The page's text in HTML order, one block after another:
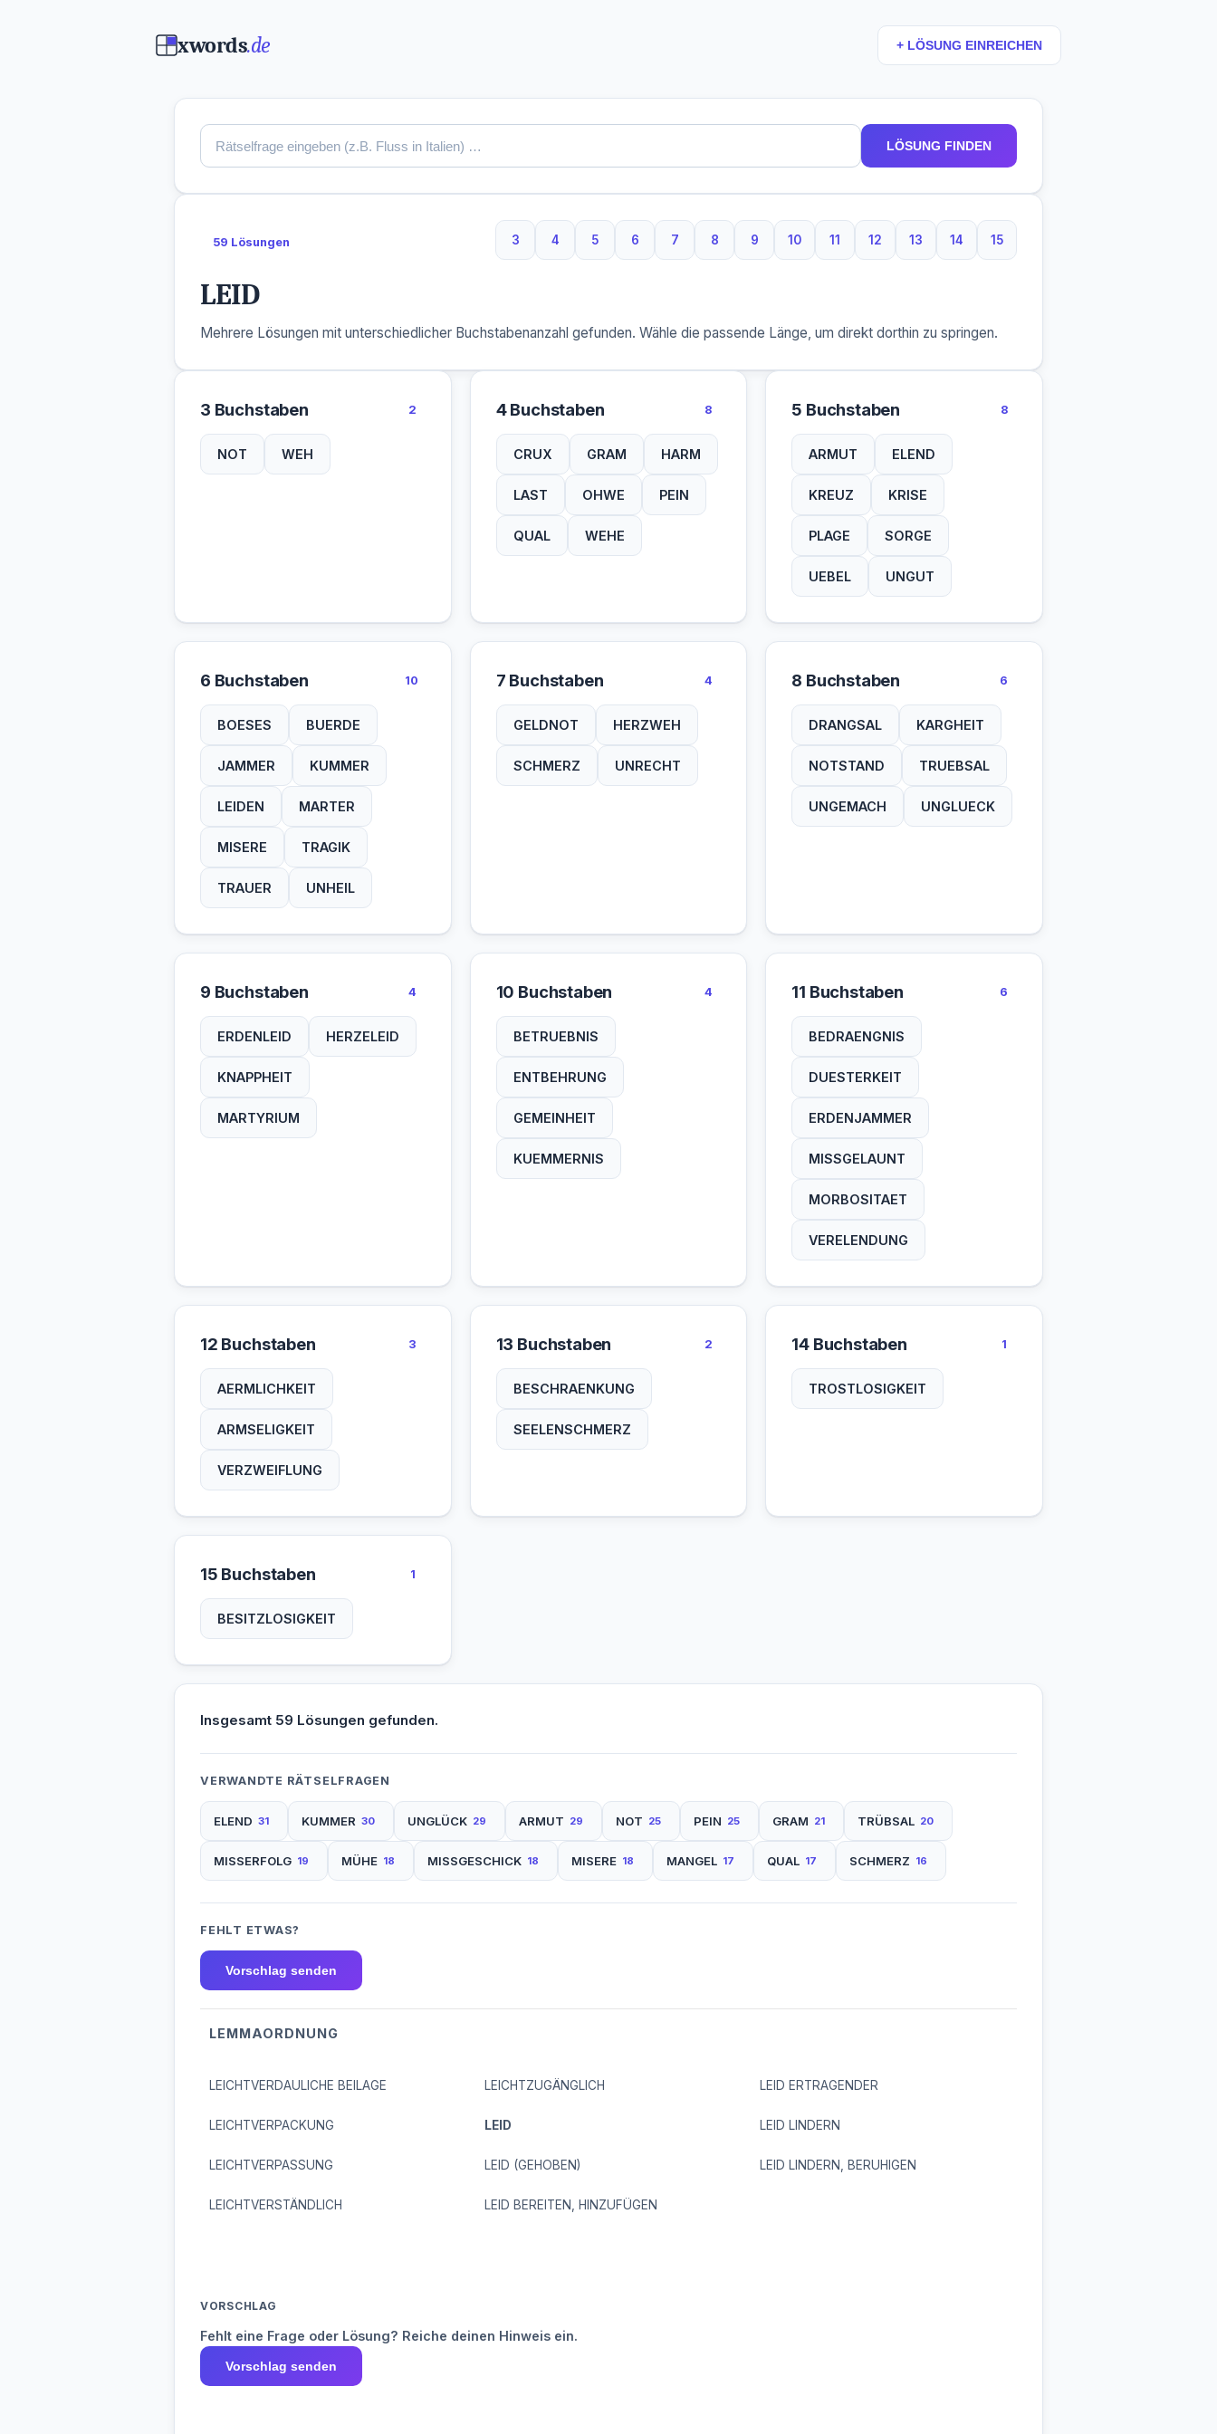
xwords.de + LÖSUNG EINREICHEN
LÖSUNG FINDEN
59 Lösungen 3
3 Buchstaben
4
4 Buchstaben
5
5 Buchstaben
6
6 Buchstaben
7
7 Buchstaben
8
8 Buchstaben
9
9 Buchstaben
10
10 Buchstaben
11
11 Buchstaben
12
12 Buchstaben
13
13 Buchstaben
14
14 Buchstaben
15
15 Buchstaben
LEID
Mehrere Lösungen mit unterschiedlicher Buchstabenanzahl gefunden. Wähle die passende Länge, um direkt dorthin zu springen.
3 Buchstaben 2
NOT WEH
4 Buchstaben 8
CRUX GRAM HARM
LAST OHWE PEIN
QUAL WEHE
5 Buchstaben 8
ARMUT ELEND
KREUZ KRISE
PLAGE SORGE
UEBEL UNGUT
6 Buchstaben 10
BOESES BUERDE
JAMMER KUMMER
LEIDEN MARTER
MISERE TRAGIK
TRAUER UNHEIL
7 Buchstaben 4
GELDNOT HERZWEH
SCHMERZ UNRECHT
8 Buchstaben 6
DRANGSAL KARGHEIT
NOTSTAND TRUEBSAL
UNGEMACH UNGLUECK
9 Buchstaben 4
ERDENLEID HERZELEID
KNAPPHEIT
MARTYRIUM
10 Buchstaben 4
BETRUEBNIS
ENTBEHRUNG
GEMEINHEIT
KUEMMERNIS
11 Buchstaben 6
BEDRAENGNIS
DUESTERKEIT
ERDENJAMMER
MISSGELAUNT
MORBOSITAET
VERELENDUNG
12 Buchstaben 3
AERMLICHKEIT
ARMSELIGKEIT
VERZWEIFLUNG
13 Buchstaben 2
BESCHRAENKUNG
SEELENSCHMERZ
14 Buchstaben 1
TROSTLOSIGKEIT
15 Buchstaben 1
BESITZLOSIGKEIT
Insgesamt 59 Lösungen gefunden.
VERWANDTE RÄTSELFRAGEN
ELEND 31 KUMMER 30 UNGLÜCK 29 ARMUT 29 NOT 25 PEIN 25 GRAM 21 TRÜBSAL 20
MISSERFOLG 19 MÜHE 18 MISSGESCHICK 18 MISERE 18 MANGEL 17 QUAL 17 SCHMERZ 16
FEHLT ETWAS?
Vorschlag senden
LEMMAORDNUNG
LEICHTVERDAULICHE BEILAGE
LEICHTVERPACKUNG
LEICHTVERPASSUNG
LEICHTVERSTÄNDLICH
LEICHTZUGÄNGLICH
LEID
LEID (GEHOBEN)
LEID BEREITEN, HINZUFÜGEN
LEID ERTRAGENDER
LEID LINDERN
LEID LINDERN, BERUHIGEN
VORSCHLAG
Fehlt eine Frage oder Lösung? Reiche deinen Hinweis ein.
Vorschlag senden